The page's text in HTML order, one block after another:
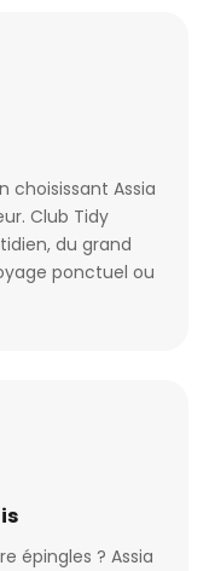
choisissant Assia
Club Tidy
du grand
ponctuel ou
épingles ? Assia